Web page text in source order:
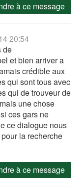
à ce message
20:54
de
et bien arriver a
crédible aux
qui sont tous avec
qui de trouveur de
une chose
ces gars ne
ce dialogue nous
la recherche
à ce message